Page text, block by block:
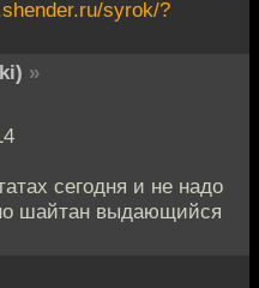
syrok/?
»
сегодня и не надо
шайтан выдающийся